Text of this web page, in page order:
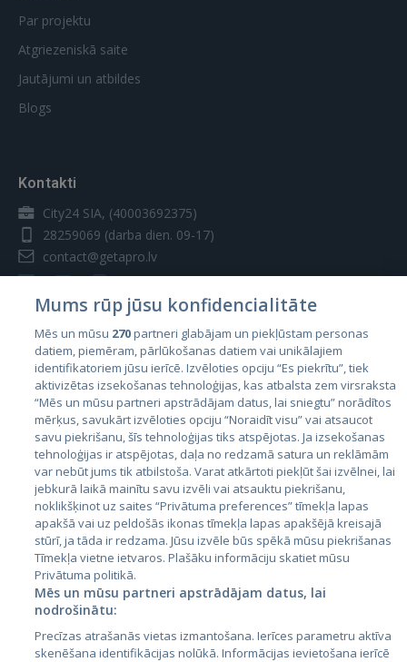
Par projektu
Atgriezeniskā saite
Jautājumi un atbildes
Blogs
Kontakti
City24 SIA, (40003692375)
28259069 (darba dien. 09-17)
contact@getapro.lv
Valstis
Igaunija
Latvija
Lietuva
City24.lv
City24.ee
Kainos.lt
Mums rūp jūsu konfidencialitāte
Mēs un mūsu 270partneri glabājam un piekļūstam personas
datiem, piemēram, pārlūkošanas datiem vai unikālajiem
identifikatoriem jūsu ierīcē. Izvēloties opciju “Es piekrītu”, tiek
aktivizētas izsekošanas tehnoloģijas, kas atbalsta zem virsraksta
“Mēs un mūsu partneri apstrādājam datus, lai sniegtu” norādītos
mērķus, savukārt izvēloties opciju “Noraidīt visu” vai atsaucot
savu piekrišanu, šīs tehnoloģijas tiks atspējotas. Ja izsekošanas
tehnoloģijas ir atspējotas, daļa no redzamā satura un reklāmām
var nebūt jums tik atbilstoša. Varat atkārtoti piekļūt šai izvēlnei, lai
jebkurā laikā mainītu savu izvēli vai atsauktu piekrišanu,
noklikšķinot uz saites “Privātuma preferences” tīmekļa lapas
apakšā vai uz peldošās ikonas tīmekļa lapas apakšējā kreisajā
stūrī, ja tāda ir redzama. Jūsu izvēle būs spēkā mūsu piekrišanas
Tīmekļa vietne ietvaros. Plašāku informāciju skatiet mūsu
Privātuma politikā.
Mēs un mūsu partneri apstrādājam datus, lai
nodrošinātu:
Precīzas atrašanās vietas izmantošana. Ierīces parametru aktīva
skenēšana identifikācijas nolūkā. Informācijas ievietošana ierīcē